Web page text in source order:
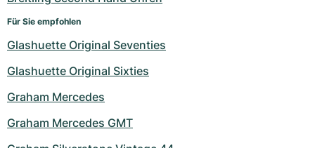
Für Sie empfohlen
Glashuette Original Seventies
Glashuette Original Sixties
Graham Mercedes
Graham Mercedes GMT